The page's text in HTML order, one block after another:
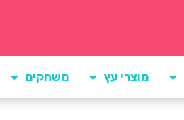
מוצרי עץ משחקים